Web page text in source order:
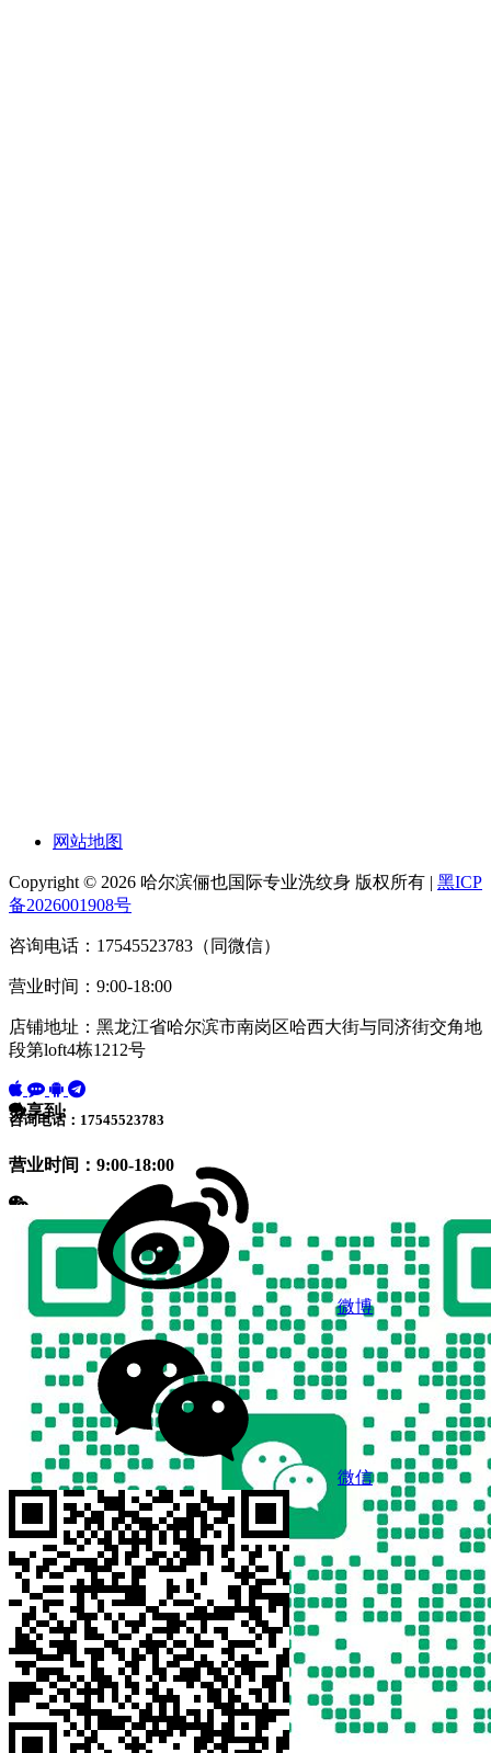
网站地图
Copyright © 2026 哈尔滨俪也国际专业洗纹身 版权所有 | 黑ICP
备2026001908号
咨询电话：17545523783（同微信）
营业时间：9:00-18:00
店铺地址：黑龙江省哈尔滨市南岗区哈西大街与同济街交角地
段第loft4栋1212号
咨询电话：17545523783
营业时间：9:00-18:00
分享到:
微博
微信